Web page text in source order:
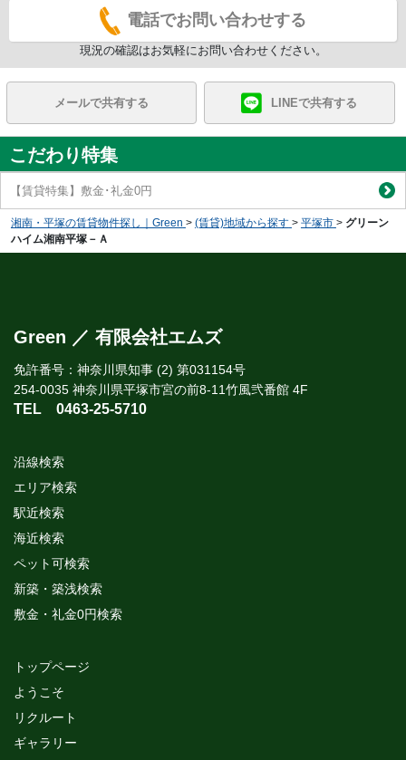
電話でお問い合わせする
現況の確認はお気軽にお問い合わせください。
メールで共有する LINEで共有する
こだわり特集
【賃貸特集】敷金･礼金0円
湘南・平塚の賃貸物件探し｜Green > (賃貸)地域から探す > 平塚市 > グリーン
ハイム湘南平塚－Ａ
Green ／ 有限会社エムズ
免許番号：神奈川県知事 (2) 第031154号
254-0035 神奈川県平塚市宮の前8-11竹風弐番館 4F
TEL 0463-25-5710
沿線検索
エリア検索
駅近検索
海近検索
ペット可検索
新築・築浅検索
敷金・礼金0円検索
トップページ
ようこそ
リクルート
ギャラリー